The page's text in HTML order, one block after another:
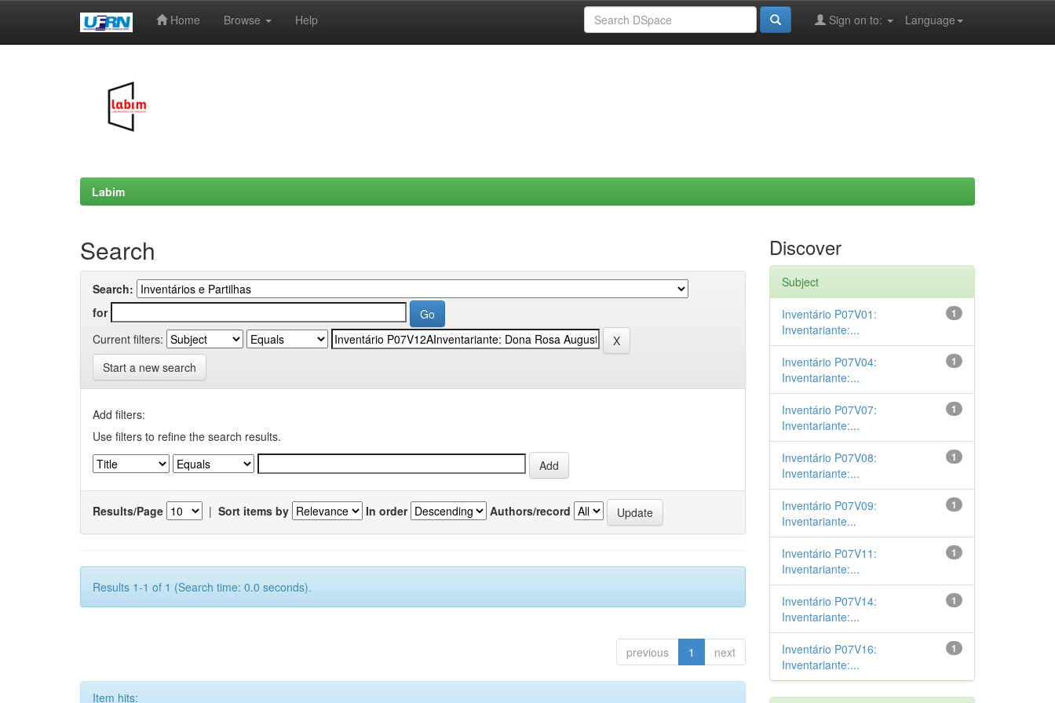
Home Browse Help Language
Sign on to:
Labim
Search
Search:
for
Current filters:
Start a new search
Add filters:
Use filters to refine the search results.
Results/Page | Sort items by In order Authors/record
Results 1-1 of 1 (Search time: 0.0 seconds).
previous 1 next
Item hits:
Discover
Subject
1
Inventário P07V01:
Inventariante:...
1
Inventário P07V04:
Inventariante:...
1
Inventário P07V07:
Inventariante:...
1
Inventário P07V08:
Inventariante:...
1
Inventário P07V09:
Inventariante...
1
Inventário P07V11:
Inventariante:...
1
Inventário P07V14:
Inventariante:...
1
Inventário P07V16:
Inventariante:...